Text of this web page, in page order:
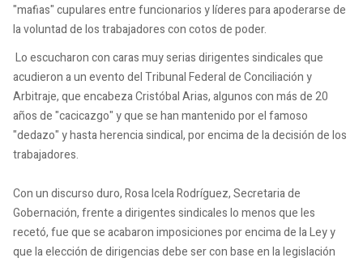
"mafias" cupulares entre funcionarios y líderes para apoderarse de
la voluntad de los trabajadores con cotos de poder.
Lo escucharon con caras muy serias dirigentes sindicales que
acudieron a un evento del Tribunal Federal de Conciliación y
Arbitraje, que encabeza Cristóbal Arias, algunos con más de 20
años de "cacicazgo" y que se han mantenido por el famoso
"dedazo" y hasta herencia sindical, por encima de la decisión de los
trabajadores.
Con un discurso duro, Rosa Icela Rodríguez, Secretaria de
Gobernación, frente a dirigentes sindicales lo menos que les
recetó, fue que se acabaron imposiciones por encima de la Ley y
que la elección de dirigencias debe ser con base en la legislación